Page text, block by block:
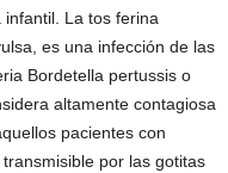
La tos ferina
es una infección de las
Bordetella pertussis o
altamente contagiosa
pacientes con
por las gotitas